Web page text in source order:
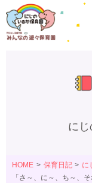
に
HOME 保育日記
に
「さ～、に～、ち～、そ